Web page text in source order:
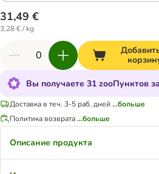
31,49 €
3,28 € / kg
Вы получаете 31 zooПунктов
Доставка в теч. 3-5 раб. дней ...больше
Политика возврата...больше
Описание продукта